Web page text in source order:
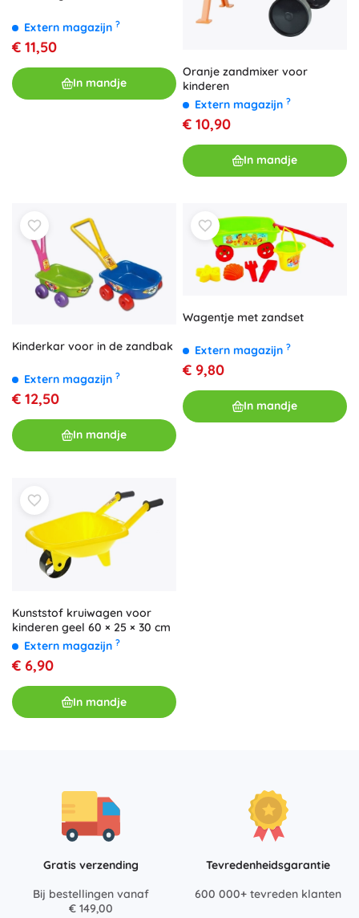
Extern magazijn ?
€ 11,50
In mandje
Oranje zandmixer voor
kinderen
Extern magazijn ?
€ 10,90
In mandje
Kinderkar voor in de zandbak
Extern magazijn ?
€ 12,50
In mandje
Wagentje met zandset
Extern magazijn ?
€ 9,80
In mandje
Kunststof kruiwagen voor
kinderen geel 60 × 25 × 30 cm
Extern magazijn ?
€ 6,90
In mandje
Gratis verzending
Bij bestellingen vanaf
€ 149,00
Tevredenheidsgarantie
600 000+ tevreden klanten